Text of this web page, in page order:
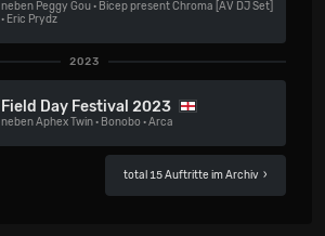
neben Peggy Gou· Bicep present Chroma [AV DJ Set]
· Eric Prydz
2023
Field Day Festival 2023
nebenAphex Twin· Bonobo ·Arca
total 15 Auftritte im Archiv ›